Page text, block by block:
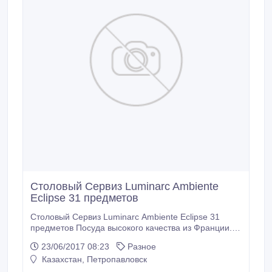
Столовый Сервиз Luminarc Ambiente
Eclipse 31 предметов
Столовый Сервиз Luminarc Ambiente Eclipse 31
предметов Посуда высокого качества из Франции.
Luminarc изготавливается из закаленного стекла, в
процессе изготовления упрочняясь более чем в три
23/06/2017 08:23
Разное
Казахстан, Петропавловск